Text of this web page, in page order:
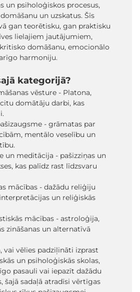
un psiholoģiskos procesus,
un uzskatus. Šīs
gan teorētisku, gan praktisku
lielajiem jautājumiem,
domāšanu, emocionālo
harmoniju.
kategorijā?
vēsture - Platona,
domātāju darbi, kas
- grāmatas par
mentālo veselību un
un meditācija - pašizziņas un
kas palīdz rast līdzsvaru
mācības - dažādu reliģiju
un reliģiskās
mācības - astroloģija,
zināšanas un alternatīvā
vai vēlies padziļināti izprast
un psiholoģiskās skolas,
pasauli vai iepazīt dažādu
šajā sadaļā atradīsi vērtīgas